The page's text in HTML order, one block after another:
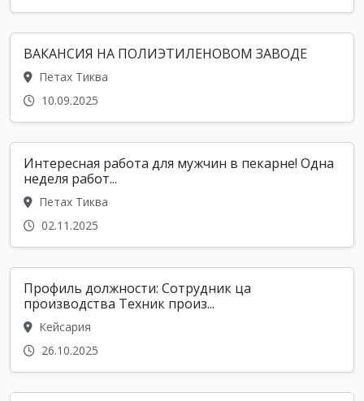
ВАКАНСИЯ НА ПОЛИЭТИЛЕНОВОМ ЗАВОДЕ
Петах Тиква
10.09.2025
Интересная работа для мужчин в пекарне! Одна
неделя работ...
Петах Тиква
02.11.2025
Профиль должности: Сотрудник ца
производства Техник произ...
Кейсария
26.10.2025